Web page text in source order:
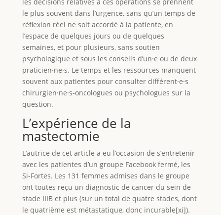
le plus souvent dans l’urgence, sans qu’un temps de
réflexion réel ne soit accordé à la patiente, en
l’espace de quelques jours ou de quelques
semaines, et pour plusieurs, sans soutien
psychologique et sous les conseils d’un⸱e ou de deux
praticien⸱ne⸱s. Le temps et les ressources manquent
souvent aux patientes pour consulter différent⸱e⸱s
chirurgien⸱ne⸱s-oncologues ou psychologues sur la
question.
L’expérience de la
mastectomie
L’autrice de cet article a eu l’occasion de s’entretenir
avec les patientes d’un groupe Facebook fermé, les
Si-Fortes. Les 131 femmes admises dans le groupe
ont toutes reçu un diagnostic de cancer du sein de
stade IIIB et plus (sur un total de quatre stades, dont
le quatrième est métastatique, donc incurable[xi]).